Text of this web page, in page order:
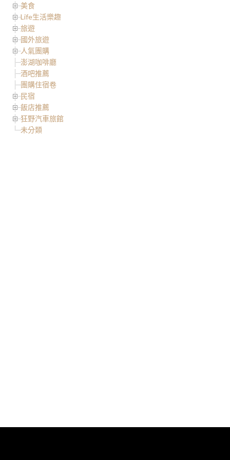
美食
Life生活樂趣
旅遊
國外旅遊
人氣團購
澎湖咖啡廳
酒吧推薦
團購住宿卷
民宿
飯店推薦
狂野汽車旅館
未分類